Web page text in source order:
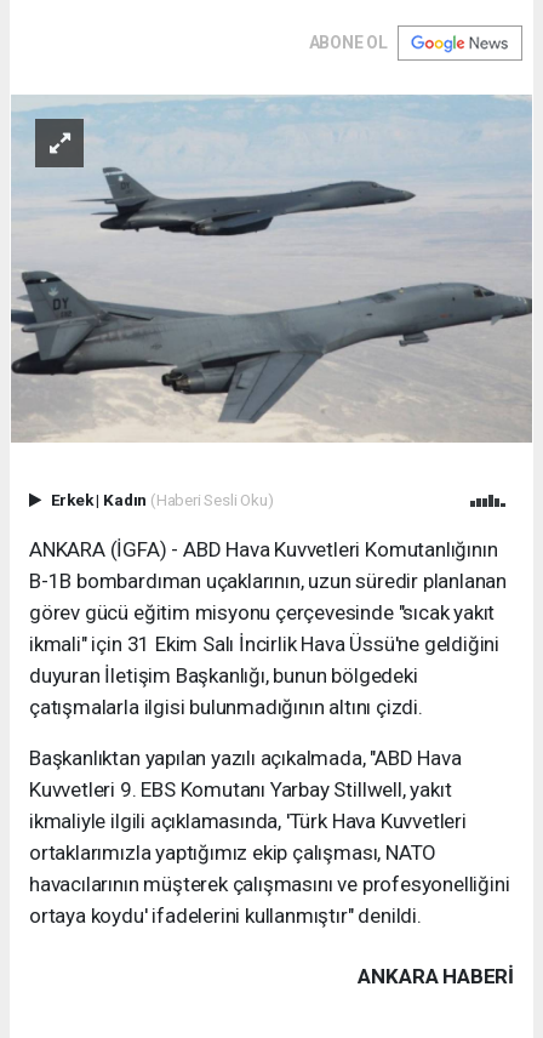
ABONE OL
Erkek| Kadın (Haberi Sesli Oku)
ANKARA (İGFA) - ABD Hava Kuvvetleri Komutanlığının
B-1B bombardıman uçaklarının, uzun süredir planlanan
görev gücü eğitim misyonu çerçevesinde "sıcak yakıt
ikmali" için 31 Ekim Salı İncirlik Hava Üssü'ne geldiğini
duyuran İletişim Başkanlığı, bunun bölgedeki
çatışmalarla ilgisi bulunmadığının altını çizdi.
Başkanlıktan yapılan yazılı açıkalmada, "ABD Hava
Kuvvetleri 9. EBS Komutanı Yarbay Stillwell, yakıt
ikmaliyle ilgili açıklamasında, 'Türk Hava Kuvvetleri
ortaklarımızla yaptığımız ekip çalışması, NATO
havacılarının müşterek çalışmasını ve profesyonelliğini
ortaya koydu' ifadelerini kullanmıştır" denildi.
ANKARA HABERİ